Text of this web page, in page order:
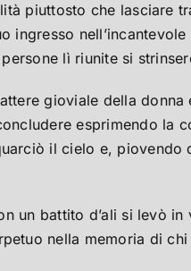
piuttosto che lasciare
nell’incantevole
lì riunite si
gioviale della
esprimendo la
il cielo e, piovendo
un battito d’ali si levò
nella memoria di chi